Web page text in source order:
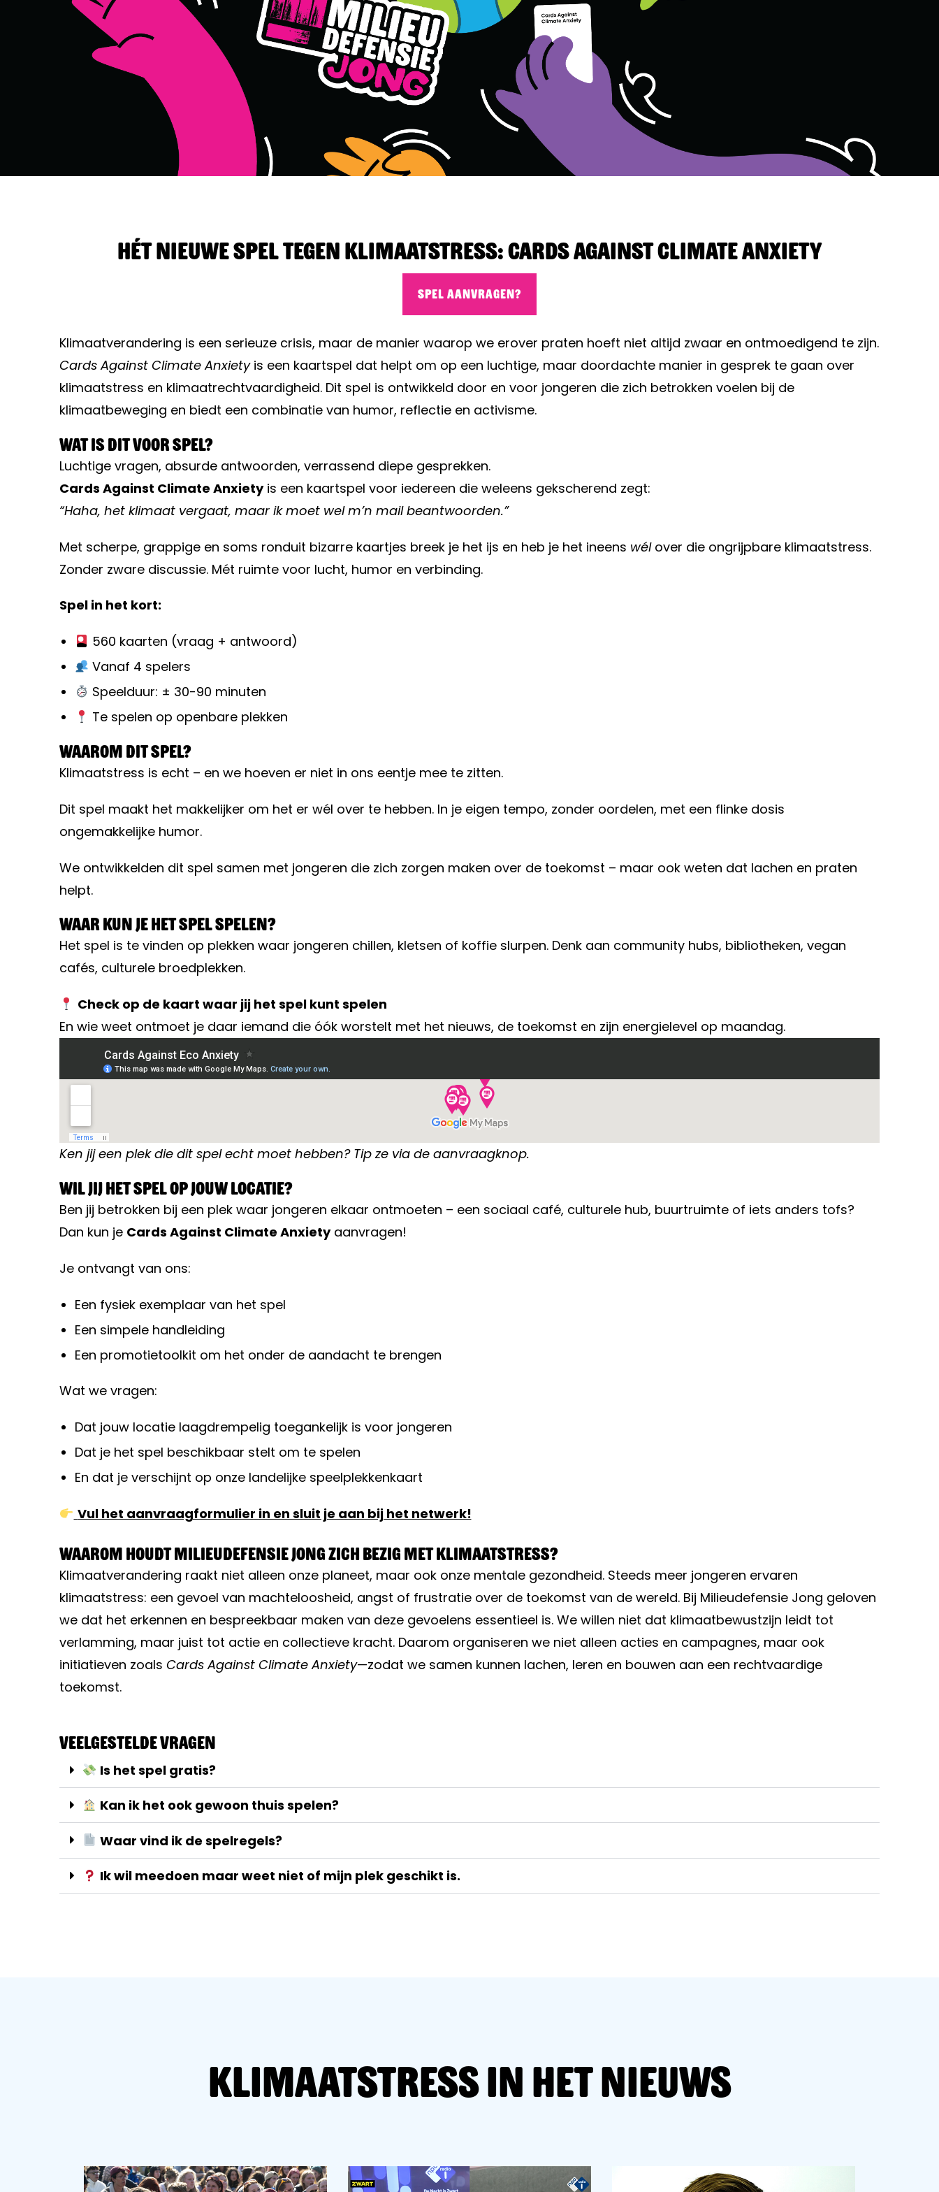
Klimaatstress
Events
Artikelen
Over Ons
Hét nieuwe spel tegen klimaatstress: Cards Against Climate Anxiety
SPEL AANVRAGEN?
Klimaatverandering is een serieuze crisis, maar de manier waarop we erover praten hoeft niet altijd zwaar en ontmoedigend te zijn.
Cards Against Climate Anxietyis een kaartspel dat helpt om op een luchtige, maar doordachte manier in gesprek te gaan over
klimaatstress en klimaatrechtvaardigheid. Dit spel is ontwikkeld door en voor jongeren die zich betrokken voelen bij de
klimaatbeweging en biedt een combinatie van humor, reflectie en activisme.
Wat is dit voor spel?
Luchtige vragen, absurde antwoorden, verrassend diepe gesprekken.
Cards Against Climate Anxietyis een kaartspel voor iedereen die weleens gekscherend zegt:
“Haha, het klimaat vergaat, maar ik moet wel m’n mail beantwoorden.”
Met scherpe, grappige en soms ronduit bizarre kaartjes breek je het ijs en heb je het ineens wélover die ongrijpbare klimaatstress.
Zonder zware discussie. Mét ruimte voor lucht, humor en verbinding.
Spel in het kort:
560 kaarten (vraag + antwoord)
Vanaf 4 spelers
Speelduur: ± 30-90 minuten
Te spelen op openbare plekken
Waarom dit spel?
Klimaatstress is echt – en we hoeven er niet in ons eentje mee te zitten.
Dit spel maakt het makkelijker om het er wél over te hebben. In je eigen tempo, zonder oordelen, met een flinke dosis
ongemakkelijke humor.
We ontwikkelden dit spel samen met jongeren die zich zorgen maken over de toekomst – maar ook weten dat lachen en praten
helpt.
Waar kun je het spel spelen?
Het spel is te vinden op plekken waar jongeren chillen, kletsen of koffie slurpen. Denk aan community hubs, bibliotheken, vegan
cafés, culturele broedplekken.
Check op de kaart waar jij het spel kunt spelen
En wie weet ontmoet je daar iemand die óók worstelt met het nieuws, de toekomst en zijn energielevel op maandag.
Ken jij een plek die dit spel echt moet hebben? Tip ze via de aanvraagknop.
Wil jij het spel op jouw locatie?
Ben jij betrokken bij een plek waar jongeren elkaar ontmoeten – een sociaal café, culturele hub, buurtruimte of iets anders tofs?
Dan kun je Cards Against Climate Anxietyaanvragen!
Je ontvangt van ons:
Een fysiek exemplaar van het spel
Een simpele handleiding
Een promotietoolkit om het onder de aandacht te brengen
Wat we vragen:
Dat jouw locatie laagdrempelig toegankelijk is voor jongeren
Dat je het spel beschikbaar stelt om te spelen
En dat je verschijnt op onze landelijke speelplekkenkaart
Vul het aanvraagformulier in en sluit je aan bij het netwerk!
Waarom houdt Milieudefensie Jong zich bezig met klimaatstress?
Klimaatverandering raakt niet alleen onze planeet, maar ook onze mentale gezondheid. Steeds meer jongeren ervaren
klimaatstress: een gevoel van machteloosheid, angst of frustratie over de toekomst van de wereld. Bij Milieudefensie Jong geloven
we dat het erkennen en bespreekbaar maken van deze gevoelens essentieel is. We willen niet dat klimaatbewustzijn leidt tot
verlamming, maar juist tot actie en collectieve kracht. Daarom organiseren we niet alleen acties en campagnes, maar ook
initiatieven zoals Cards Against Climate Anxiety—zodat we samen kunnen lachen, leren en bouwen aan een rechtvaardige
toekomst.
Veelgestelde vragen
Is het spel gratis?
Kan ik het ook gewoon thuis spelen?
Waar vind ik de spelregels?
Ik wil meedoen maar weet niet of mijn plek geschikt is.
Klimaatstress in het nieuws